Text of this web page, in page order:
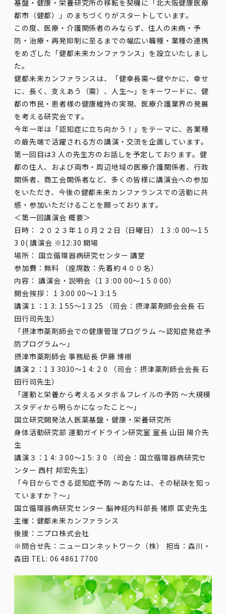
基盤・健康・栄養研究所の移転を契機に「北大阪健康医療
都市（健都）」のまちづくりがスタートしています。
この度、医療・介護関係者のみならず、住人の未病・予
防・治療・再発抑制に至るまでの幅広い職種・業種の連携
をめざした「健都未来カンファランス」を設立いたしまし
た。
健都未来カンファランスは、「健幸長需～健やかに、幸せ
に、長く、支えあう（需）、人生～」をキーワードに、健
都の市民・患者様の健康維持の実現、医療介護業界の発展
を考える研究会です。
今年一年は「認知症に立ち向かう！」をテーマに、各業種
の最先端で活躍される方の講演・交流を企画しています。
第一回目は3 人の先生方のお話しを予定しております。健
都の住人、および両市・周辺地域の医療介護関係者、行政
関係者、商工会関係者など、多くの皆様に講演会への参加
をいただき、今後の健都未来カンファランスでの活動に共
感・参加いただけることを願っております。
＜第一回講演会 概要＞
日時： ２０２３年１０月２２日（日曜日） 1 3 :0 00～1 5
3 0( 講演会 ※12:30 開場
場所： 国立循環器病研究センター 講堂
参加費：無料 （座席数：先着約４００名）
内容： 講演会・説明会（1 3 :00 00～1 5 0 00）
開会挨拶： 1 3:00 00～1 3:1 5
講演１：1 3: 1 55～1 3 25 （司会：摂津薬剤師会会長 石
田行司先生）
「摂津市薬剤師会での健康管理プログラム ～認知症発症予
防プログラム～」
摂津市薬剤師会 事務局長 伊藤 博樹
講演２：1 3 3030～1 4: 2 0 （司会：摂津薬剤師会会長 石
田行司先生）
「運動と栄養から考えるメタボ＆フレイルの予防 ～大規模
スタディから明らかになったこと～」
国立研究開発法人医薬基盤・健康・栄養研究所
身体活動研究部 運動ガイドライン研究室 室長 山田 陽介先
生
講演３：1 4: 3 00～1 5: 3 0 （司会：国立循環器病研究セ
ンター 西村 邦宏先生）
「今日からできる認知症予防 ～あなたは、その秘訣を知っ
ていますか？～」
国立循環器病研究センター 脳神経内科部長 猪原 匡史先生
主催：健都未来カンファランス
後援：ニプロ株式会社
※問合せ先：ニューロンネットワーク（株） 担当：森川・
森田 TEL: 06 4861 7700